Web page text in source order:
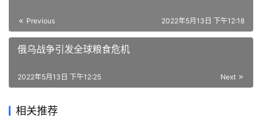
Previous 2022年5月13日 下午12:18
俄乌战争引发全球粮食危机
Next
2022年5月13日 下午12:25
相关推荐